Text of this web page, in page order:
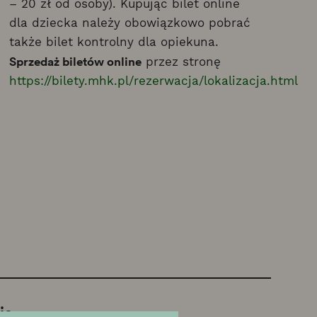
– 20 zł od osoby). Kupując bilet online
dla dziecka należy obowiązkowo pobrać
także bilet kontrolny dla opiekuna.
Sprzedaż biletów onlineprzez stronę
https://bilety.mhk.pl/rezerwacja/lokalizacja.html